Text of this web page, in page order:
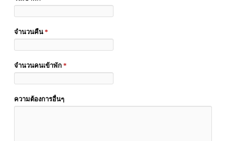
จำนวนคืน *
จำนวนคนเข้าพัก *
ความต้องการอื่นๆ